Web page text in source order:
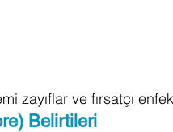
zayıflar ve fırsatçı
Belirtileri